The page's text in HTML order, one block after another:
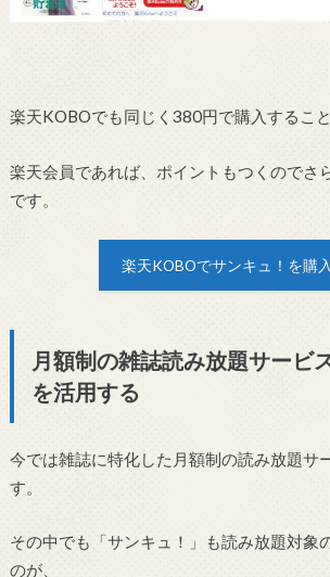
楽天KOBOでも同じく380円で購入すること
楽天会員であれば、ポイントもつくのでさ
です。
楽天KOBOでサンキュ！を購
月額制の雑誌読み放題サービ
を活用する
今では雑誌に特化した月額制の読み放題サ
す。
その中でも「サンキュ！」も読み放題対象
のが、